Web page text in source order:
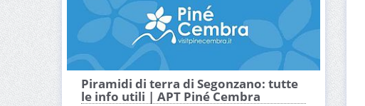
Piramidi di terra di Segonzano: tutte
le info utili | APT Piné Cembra